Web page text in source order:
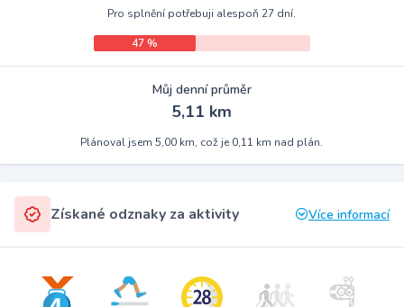
Pro splnění potřebuji alespoň 27 dní.
47 %
Můj denní průměr
5,11 km
Plánoval jsem 5,00 km, což je 0,11 km nad plán.
Získané odznaky za aktivity Více informací